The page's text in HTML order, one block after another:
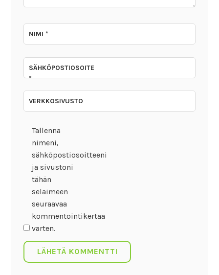
NIMI*
SÄHKÖPOSTIOSOITE
*
VERKKOSIVUSTO
Tallenna
nimeni,
sähköpostiosoitteeni
ja sivustoni
tähän
selaimeen
seuraavaa
kommentointikertaa
varten.